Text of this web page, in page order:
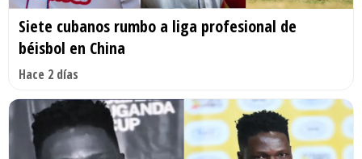
Siete cubanos rumbo a liga profesional de
béisbol en China
Hace 2 días